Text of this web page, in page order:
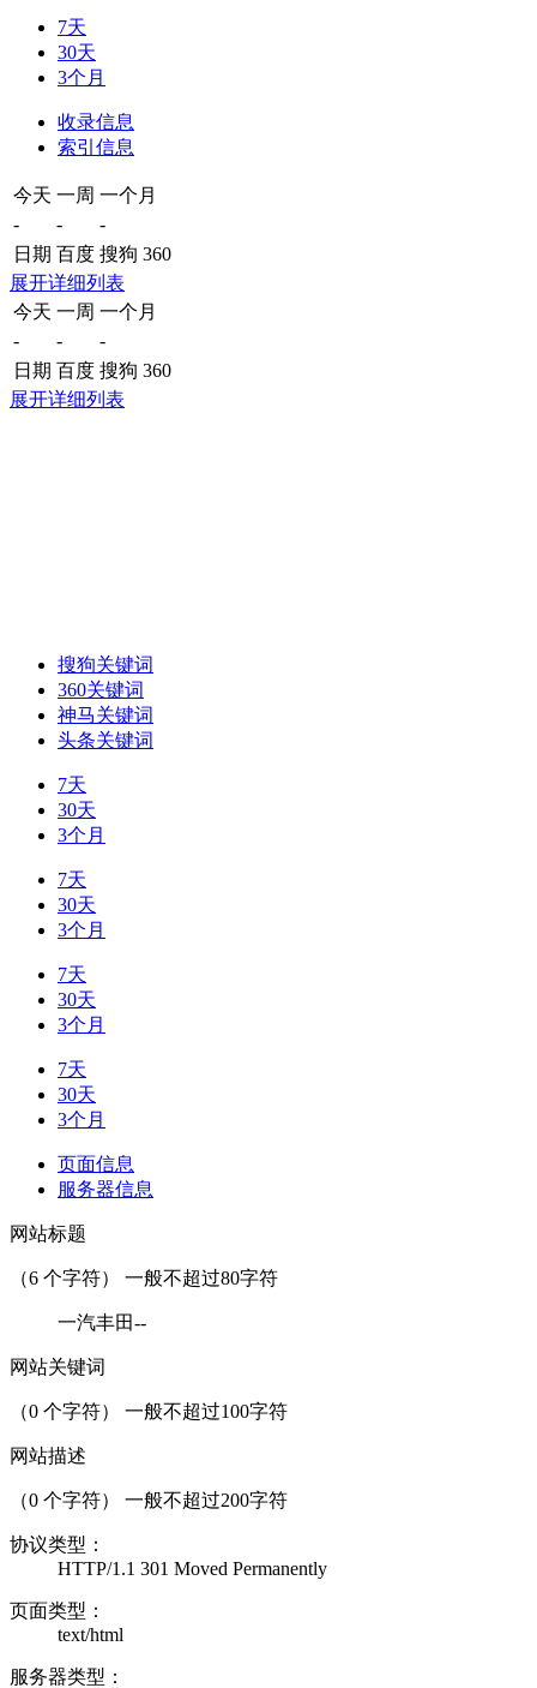
7天
30天
3个月
收录信息
索引信息
今天 一周 一个月
-
-
-
日期 百度 搜狗 360
展开详细列表
今天 一周 一个月
-
-
-
日期 百度 搜狗 360
展开详细列表
搜狗关键词
360关键词
神马关键词
头条关键词
7天
30天
3个月
7天
30天
3个月
7天
30天
3个月
7天
30天
3个月
页面信息
服务器信息
网站标题
（6 个字符） 一般不超过80字符
一汽丰田--
网站关键词
（0 个字符） 一般不超过100字符
网站描述
（0 个字符） 一般不超过200字符
协议类型：
HTTP/1.1 301 Moved Permanently
页面类型：
text/html
服务器类型：